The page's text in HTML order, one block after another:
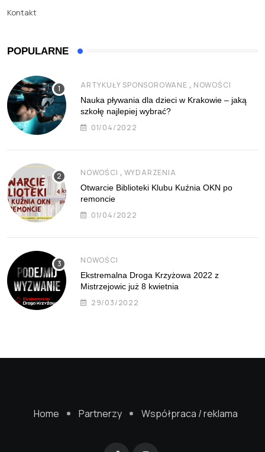
Kontakt
POPULARNE
ARTYKUŁY SPONSOROWANE , NOWOŚCI
Nauka pływania dla dzieci w Krakowie – jaką
szkołę najlepiej wybrać?
01/04/2022
NOWOŚCI , WYDARZENIA
Otwarcie Biblioteki Klubu Kuźnia OKN po
remoncie
01/04/2022
NOWOŚCI
Ekstremalna Droga Krzyżowa 2022 z
Mistrzejowic już 8 kwietnia
29/03/2022
Home Partnerzy Współpraca / reklama